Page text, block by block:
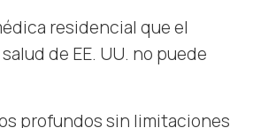
residencial que el
de EE. UU. no puede
profundos sin limitaciones